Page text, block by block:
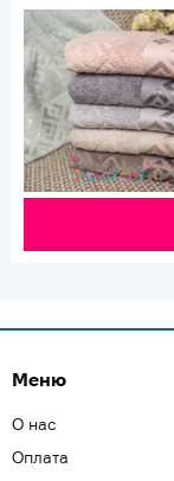
Меню
О нас
Оплата